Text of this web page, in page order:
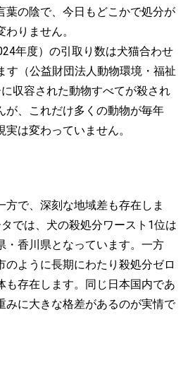
葉の陰で、今日もどこかで処分が
りません。
年度）の引取り数は犬猫合わせ
す（公益財団法人動物環境・福祉
収容された動物すべてが殺され
が、これだけ多くの動物が毎年
実は変わっていません。
方で、深刻な地域差も存在しま
では、犬の殺処分ワースト1位は
・香川県となっています。一方
のように長期にわたり殺処分ゼロ
も存在します。同じ日本国内であ
みに大きな格差があるのが実情で